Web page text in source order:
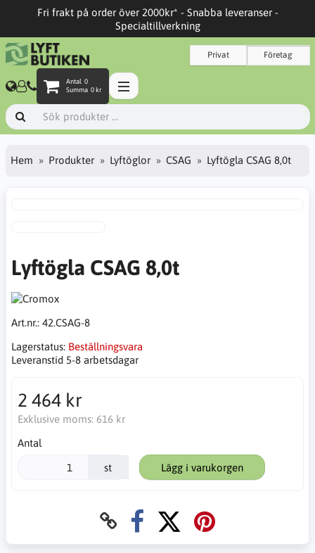
Fri frakt på order över 2000kr* - Snabba leveranser -
Specialtillverkning
Privat Företag
Antal 0
Summa 0 kr
Hem Produkter Lyftöglor CSAG Lyftögla CSAG 8,0t
Lyftögla CSAG 8,0t
Art.nr.: 42.CSAG-8
Lagerstatus: Beställningsvara
Leveranstid 5-8 arbetsdagar
2 464 kr
Exklusive moms: 616 kr
Antal
st Lägg i varukorgen